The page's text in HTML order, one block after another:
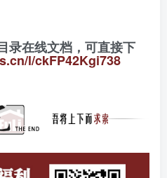
录在线文档，可直接下
l/ckFP42Kgi738